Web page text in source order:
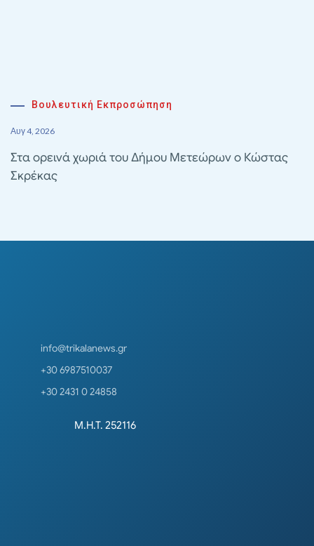
Βουλευτική Εκπροσώπηση
Αυγ 4, 2026
Στα ορεινά χωριά του Δήμου Μετεώρων ο Κώστας
Σκρέκας
info@trikalanews.gr
+30 6987510037
+30 2431 0 24858
Μ.Η.Τ. 252116